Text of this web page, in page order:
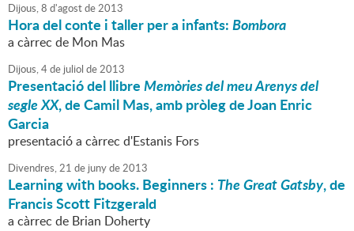
Dijous,8 d'agostde2013
Hora del conte i taller per a infants:Bombora
a càrrec de Mon Mas
Dijous,4de juliol de2013
Presentació del llibreMemòries del meu Arenys del
segle XX, de Camil Mas, amb pròleg de Joan Enric
Garcia
presentació a càrrec d'Estanis Fors
Divendres,21 de junyde2013
Learning with books. Beginners : The Great Gatsby, de
Francis Scott Fitzgerald
a càrrec de Brian Doherty